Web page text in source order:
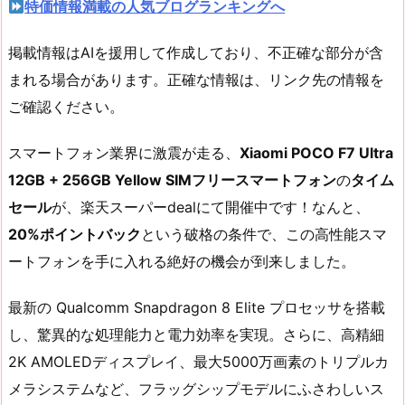
特価情報満載の人気ブログランキングへ
掲載情報はAIを援用して作成しており、不正確な部分が含
まれる場合があります。正確な情報は、リンク先の情報を
ご確認ください。
スマートフォン業界に激震が走る、 Xiaomi POCO F7 Ultra
12GB + 256GB Yellow SIMフリースマートフォンのタイム
セールが、楽天スーパーdealにて開催中です！なんと、
20%ポイントバック という破格の条件で、この高性能スマ
ートフォンを手に入れる絶好の機会が到来しました。
最新の Qualcomm Snapdragon 8 Elite プロセッサを搭載
し、驚異的な処理能力と電力効率を実現。さらに、高精細
2K AMOLEDディスプレイ、最大5000万画素のトリプルカ
メラシステムなど、フラッグシップモデルにふさわしいス